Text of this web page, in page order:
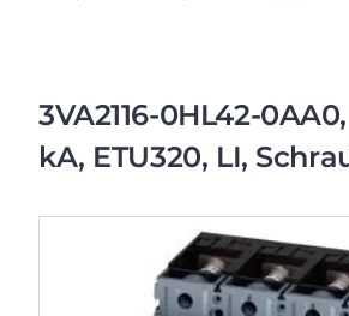
3VA2116-0HL42-
kA, ETU320, LI,